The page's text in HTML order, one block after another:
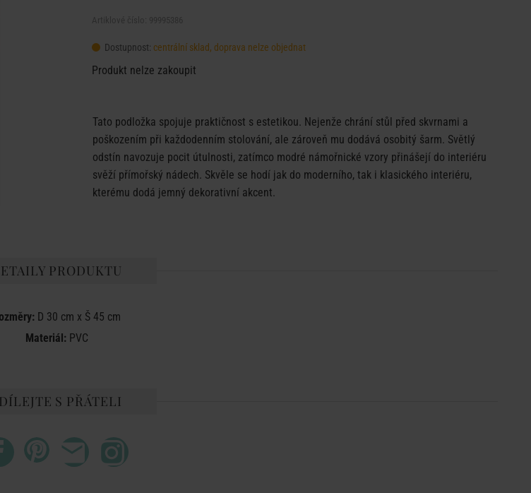
Dostupnost: centrální sklad, doprava nelze objednat
Produkt nelze zakoupit
Tato podložka spojuje praktičnost s estetikou. Nejenže chrání stůl před skvrnami a
poškozením při každodenním stolování, ale zároveň mu dodává osobitý šarm. Světlý
odstín navozuje pocit útulnosti, zatímco modré námořnické vzory přinášejí do interiéru
svěží přímořský nádech. Skvěle se hodí jak do moderního, tak i klasického interiéru,
kterému dodá jemný dekorativní akcent.
PRODUKTU
D 30 cm x Š 45 cm
Materiál:PVC
S PŘÁTELI